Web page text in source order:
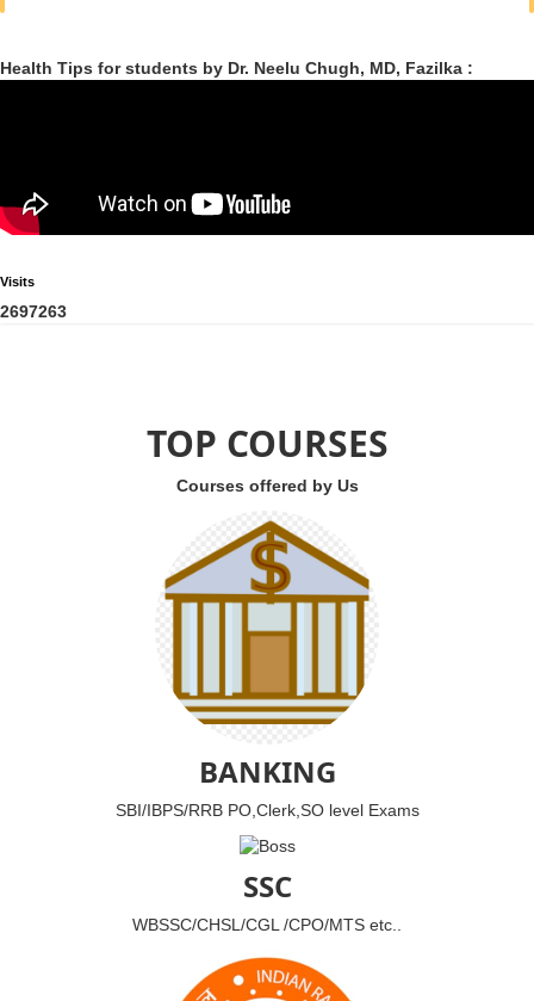
Health Tips for students by Dr. Neelu Chugh, MD, Fazilka :
Visits
2697263
TOP COURSES
Courses offered by Us
BANKING
SBI/IBPS/RRB PO,Clerk,SO level Exams
SSC
WBSSC/CHSL/CGL /CPO/MTS etc..